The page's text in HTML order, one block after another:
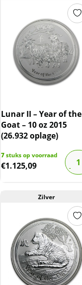
Lunar II – Year of the
Goat – 10 oz 2015
(26.932 oplage)
7stuks op voorraad
€1.125,09
Zilver